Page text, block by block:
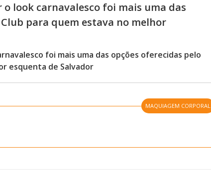
look carnavalesco foi mais uma das
para quem estava no melhor
foi mais uma das opções oferecidas pelo
esquenta de Salvador
MAQUIAGEM CORPORAL